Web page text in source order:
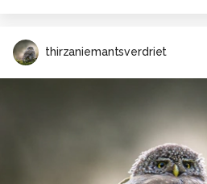
thirzaniemantsverdriet